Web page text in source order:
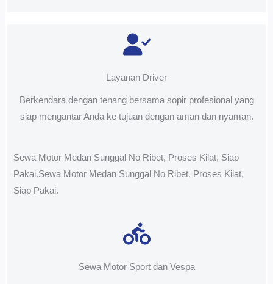
Layanan Driver
Berkendara dengan tenang bersama sopir profesional yang
siap mengantar Anda ke tujuan dengan aman dan nyaman.
Sewa Motor Medan Sunggal No Ribet, Proses Kilat, Siap
Pakai.Sewa Motor Medan Sunggal No Ribet, Proses Kilat,
Siap Pakai.
Sewa Motor Sport dan Vespa